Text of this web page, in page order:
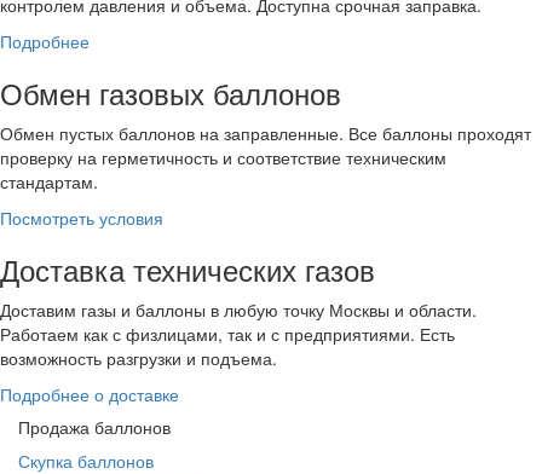
контролем давления и объема. Доступна срочная заправка.
Подробнее
Обмен газовых баллонов
Обмен пустых баллонов на заправленные. Все баллоны проходят
проверку на герметичность и соответствие техническим
стандартам.
Посмотреть условия
Доставка технических газов
Доставим газы и баллоны в любую точку Москвы и области.
Работаем как с физлицами, так и с предприятиями. Есть
возможность разгрузки и подъема.
Подробнее о доставке
Продажа баллонов
Скупка баллонов